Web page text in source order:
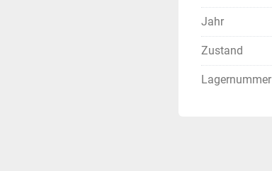
Jahr
Zustand
Lagernummer